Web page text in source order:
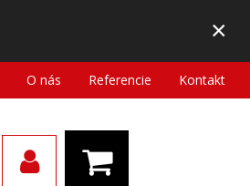
×
O nás Referencie Kontakt